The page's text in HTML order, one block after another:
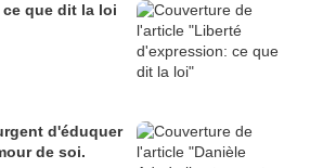
que dit la loi
d'éduquer
de soi.